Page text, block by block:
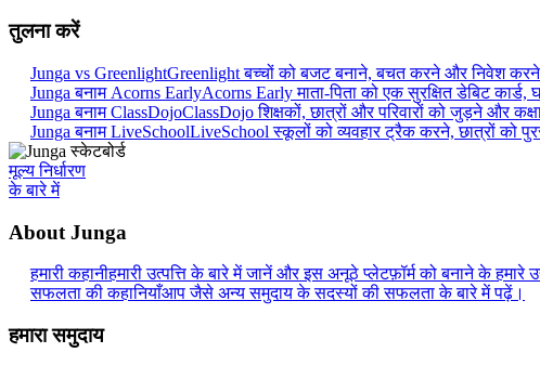
तुलना करें
Junga vs GreenlightGreenlight बच्चों को बजट बनाने, बचत करने और निवेश करने
Junga बनाम Acorns EarlyAcorns Early माता-पिता को एक सुरक्षित डेबिट कार्ड,
Junga बनाम ClassDojoClassDojo शिक्षकों, छात्रों और परिवारों को जुड़ने और
Junga बनाम LiveSchoolLiveSchool स्कूलों को व्यवहार ट्रैक करने, छात्रों को
मूल्य निर्धारण
के बारे में
About Junga
हमारी कहानीहमारी उत्पत्ति के बारे में जानें और इस अनूठे प्लेटफ़ॉर्म को बनाने के हमारे
सफलता की कहानियाँआप जैसे अन्य समुदाय के सदस्यों की सफलता के बारे में पढ़ें।
हमारा समुदाय